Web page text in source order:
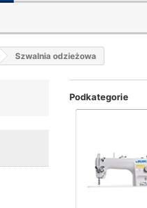
Szwalnia odzieżowa
Podkategorie